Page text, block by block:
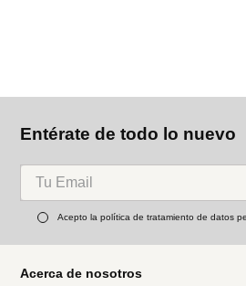
Entérate de todo lo nuevo
Acepto la política de tratamiento de datos
Acerca de nosotros